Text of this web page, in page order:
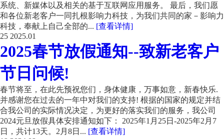
系统、新媒体以及相关的基于互联网应用服务。 最后，我们愿
和各位新老客户一同扎根影响力科技，为我们共同的家－影响力
科技，奉献上自己全部的... [查看详情]
25 2025.01
2025春节放假通知--致新老客户
节日问候!
春节将至，在此先预祝您们，身体健康，万事如意，新春快乐.
并感谢您在过去的一年中对我们的支持! 根据的国家的规定并结
合我公司的实际情况决定，为更好的落实我们的服务，我公司
2024元旦放假具体安排通知如下： 2025年1月25日-2025年2月7
日，共计13天。2月8日... [查看详情]